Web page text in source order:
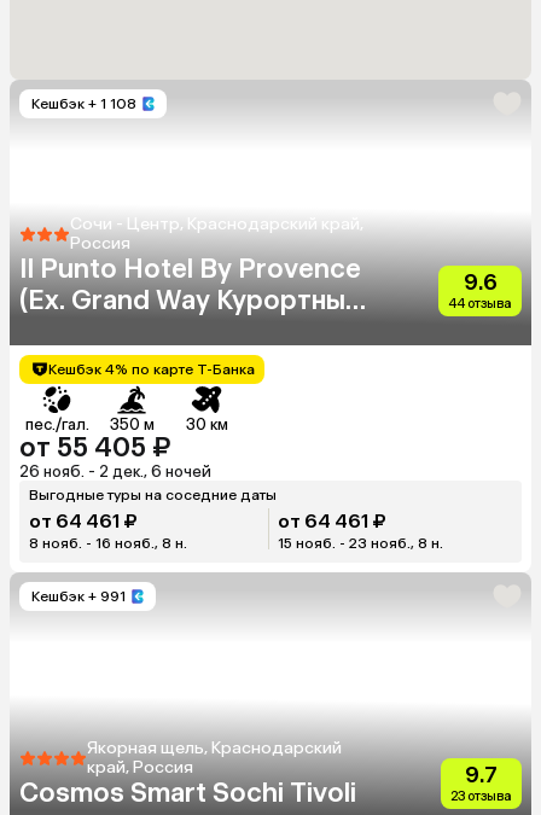
Кешбэк + 1 108
Сочи - Центр, Краснодарский край,
Россия
Il Punto Hotel By Provence
(Ex. Grand Way Курортный
9.6
44 отзыва
Кешбэк 4% по карте Т-Банка
пес./гал. 350 м 30 км
от 55 405 ₽
26 нояб. - 2 дек., 6 ночей
Выгодные туры на соседние даты
от 64 461 ₽
8 нояб. - 16 нояб., 8 н.
от 64 461 ₽
15 нояб. - 23 нояб., 8 н.
Кешбэк + 991
Якорная щель, Краснодарский
край, Россия
Cosmos Smart Sochi Tivoli
9.7
23 отзыва